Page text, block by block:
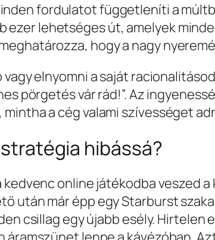
fordulatot függetleníti a
ezer lehetséges út, amelyek
hogy a nagy
elnyomni a saját
pörgetés vár rád!”. Az
a cég valami szívességet
hibássá?
online játékodba veszed a
után már épp egy Starburst
csillag egy újabb esély. Hirtelen